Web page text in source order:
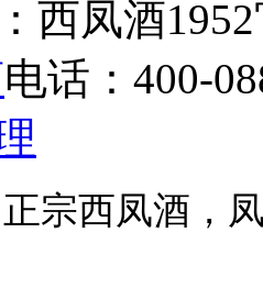
西凤酒
电话：400-
正宗西凤酒